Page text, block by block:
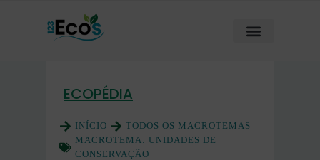
ECOPÉDIA
INÍCIO
TODOS OS MACROTEMAS
MACROTEMA: UNIDADES DE
CONSERVAÇÃO